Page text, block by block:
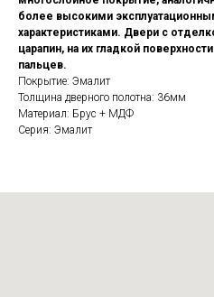
более высокими
характеристиками. Двери с
царапин, на их гладкой
пальцев.
Покрытие: Эмалит
Толщина дверного полотна: 36мм
Материал: Брус + МДФ
Серия: Эмалит